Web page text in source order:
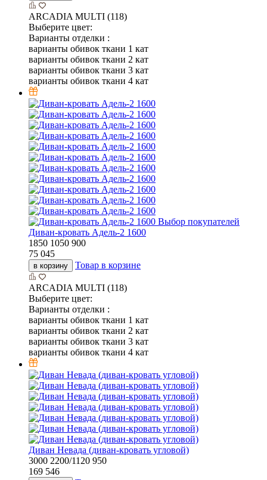
ARCADIA MULTI (118)
Выберите цвет:
Варианты отделки :
варианты обивок ткани 1 кат
варианты обивок ткани 2 кат
варианты обивок ткани 3 кат
варианты обивок ткани 4 кат
Выбор покупателей
Диван-кровать Адель-2 1600
1850 1050 900
75 045
в корзину Товар в корзине
ARCADIA MULTI (118)
Выберите цвет:
Варианты отделки :
варианты обивок ткани 1 кат
варианты обивок ткани 2 кат
варианты обивок ткани 3 кат
варианты обивок ткани 4 кат
Диван Невада (диван-кровать угловой)
3000 2200/1120 950
169 546